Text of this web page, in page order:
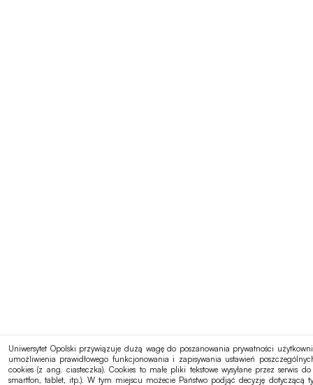
Uniwersytet Opolski przywiązuje dużą wagę do poszanowania prywatności
umożliwienia prawidłowego funkcjonowania i zapisywania ustawień
cookies (z ang. ciasteczka). Cookies to małe pliki tekstowe wysyłane przez
smartfon, tablet, itp.). W tym miejscu możecie Państwo podjąć decyzję dotyczącą